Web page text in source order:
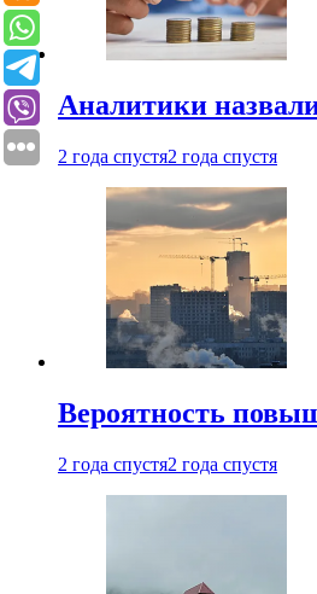
Аналитики
2 года спустя2 года спустя
Вероятность
2 года спустя2 года спустя